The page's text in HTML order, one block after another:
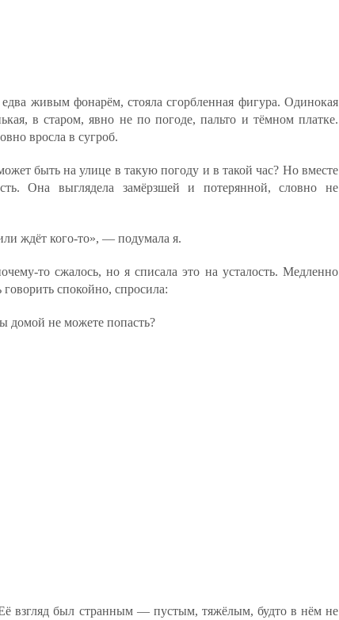
живым фонарём, стояла сгорбленная фигура. Одинокая
в старом, явно не по погоде, пальто и тёмном платке.
вросла в сугроб.
быть на улице в такую погоду и в такой час? Но вместе
Она выглядела замёрзшей и потерянной, словно не
ждёт кого-то», — подумала я.
то сжалось, но я списала это на усталость. Медленно
говорить спокойно, спросила:
не можете попасть?
взгляд был странным — пустым, тяжёлым, будто в нём не